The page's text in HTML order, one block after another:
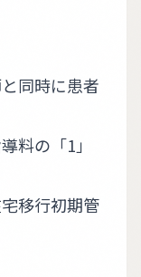
同時に患者
料の「1」
移行初期管